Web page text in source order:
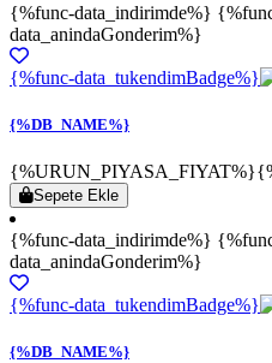
{%func-data_indirimde%}
data_anindaGonderim%}
{%func-data_tukendimBadge%}
{%DB_NAME%}
{%URUN_PIYASA_FIYAT%}
Sepete Ekle
{%func-data_indirimde%}
data_anindaGonderim%}
{%func-data_tukendimBadge%}
{%DB_NAME%}